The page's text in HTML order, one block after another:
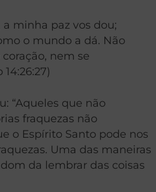
a minha paz vos dou;
o mundo a dá. Não
nem se
“Aqueles que não
fraquezas não
o Espírito Santo pode nos
Uma das maneiras
da lembrar das coisas